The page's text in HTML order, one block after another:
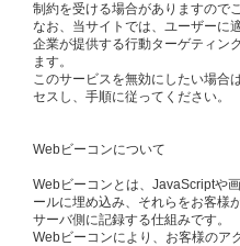
制約を受ける場合がありますので
なお、当サイトでは、ユーザーに
企業が提供する行動ターゲティン
ます。
このサービスを無効にしたい場合
セスし、手順に従ってください。
Webビーコンについて
Webビーコンとは、JavaScriptや
ールに埋め込み、それらをお客様
サーバ側に記録する仕組みです。
Webビーコンにより、お客様のア